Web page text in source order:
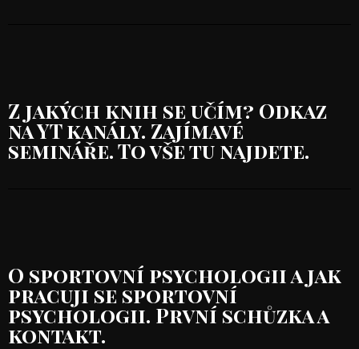
Z jakých knih se učím? Odkaz
na YT kanály. Zajímavé
semináře. To vše tu najdete.
O sportovní psychologii a jak
pracuji se sportovní
psychologii. První schůzka a
kontakt.